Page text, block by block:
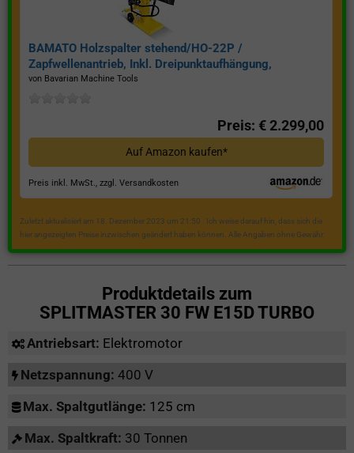
BAMATO Holzspalter stehend/HO-22P /
Zapfwellenantrieb, Inkl. Dreipunktaufhängung,
Spaltkraft 22 Tonnen*
von Bavarian Machine Tools
Preis: € 2.299,00
Auf Amazon kaufen*
Preis inkl. MwSt., zzgl. Versandkosten
Zuletzt aktualisiert am 18. Dezember 2023 um 21:50 . Ich weise darauf hin, dass sich die
hier angezeigten Preise inzwischen geändert haben können. Alle Angaben ohne Gewähr.
Produktdetails zum
SPLITMASTER 30 FW E15D TURBO
Antriebsart: Elektromotor
Netzspannung: 400 V
Max. Spaltgutlänge: 125 cm
Max. Spaltkraft: 30 Tonnen